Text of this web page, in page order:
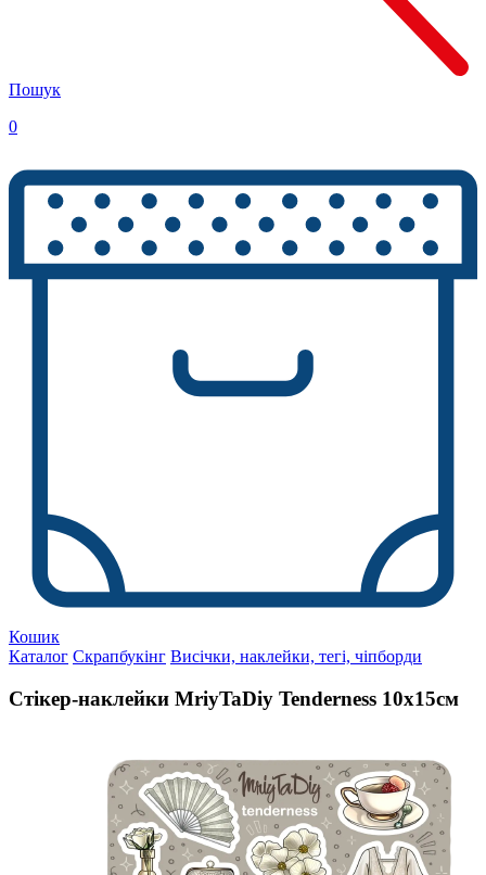
Пошук
0
Кошик
Каталог Скрапбукінг Висічки, наклейки, тегі, чіпборди
Стікер-наклейки MriyTaDiy Tenderness 10х15см